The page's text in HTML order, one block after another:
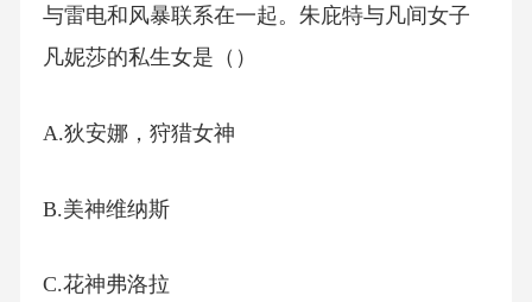
与雷电和风暴联系在一起。朱庇特与凡间女子
凡妮莎的私生女是（）
A.狄安娜，狩猎女神
B.美神维纳斯
C.花神弗洛拉